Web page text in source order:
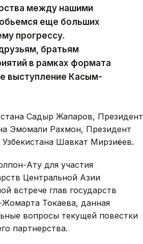
между нашими
еще больших
прогрессу.
братьям
в рамках формата
выступление Касым-
Садыр Жапаров, Президент
Эмомали Рахмон, Президент
Шавкат Мирзиёев.
Ату для участия
Центральной Азии
встрече глав государств
Токаева, данная
вопросы текущей повестки
партнерства.